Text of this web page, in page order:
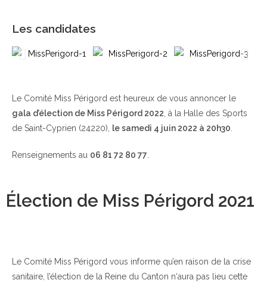
Les candidates
Le Comité Miss Périgord est heureux de vous annoncer le
gala d’élection de Miss Périgord 2022 , à la Halle des Sports
de Saint-Cyprien (24220),
le samedi 4 juin 2022 à 20h30
Renseignements au 06 81 72 80 77
Élection de Miss Périgord 2021
Le Comité Miss Périgord vous informe qu’en raison de la crise
sanitaire, l’élection de la Reine du Canton n‘aura pas lieu cette